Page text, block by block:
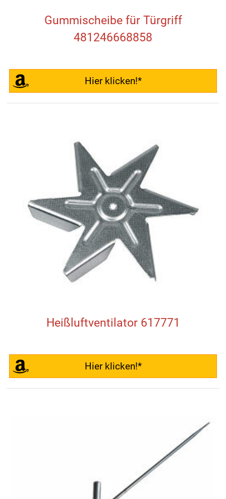
Gummischeibe für Türgriff
481246668858
Hier klicken!*
Heißluftventilator 617771
Hier klicken!*